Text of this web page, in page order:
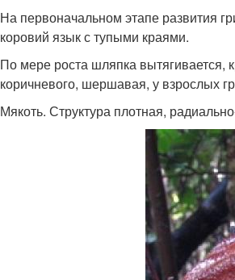
На первоначальном этапе развития
коровий язык с тупыми краями.
По мере роста шляпка вытягивается,
коричневого, шершавая, у взрослых
Мякоть. Структура плотная,